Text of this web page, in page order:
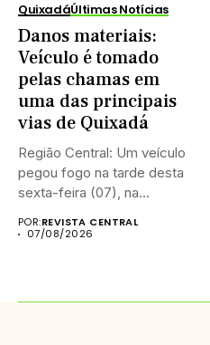
QuixadáÚltimas Notícias
Danos materiais:
Veículo é tomado
pelas chamas em
uma das principais
vias de Quixadá
Região Central: Um veículo
pegou fogo na tarde desta
sexta-feira (07), na...
POR:REVISTA CENTRAL
07/08/2026